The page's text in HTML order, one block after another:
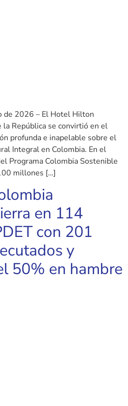
de 2026 – El Hotel Hilton
la República se convirtió en el
profunda e inapelable sobre el
Integral en Colombia. En el
Programa Colombia Sostenible
millones […]
en 114
con 201
y
50% en hambre